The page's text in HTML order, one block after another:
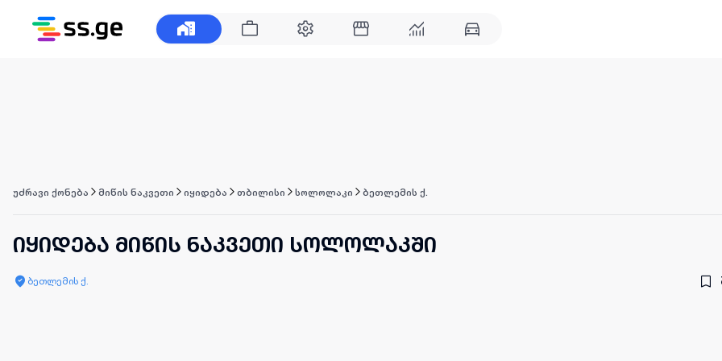
უძრავი ქონება მიწის ნაკვეთი იყიდება თბილისი სოლოლაკი ბეთლემის ქ.
იყიდება მიწის ნაკვეთი სოლოლაკში
ბეთლემის ქ.